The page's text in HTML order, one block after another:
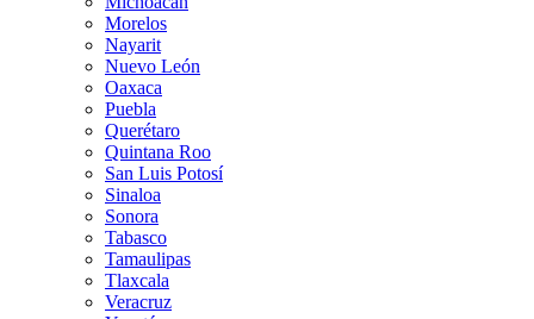
Morelos
Nayarit
Nuevo León
Oaxaca
Puebla
Querétaro
Quintana Roo
San Luis Potosí
Sinaloa
Sonora
Tabasco
Tamaulipas
Tlaxcala
Veracruz